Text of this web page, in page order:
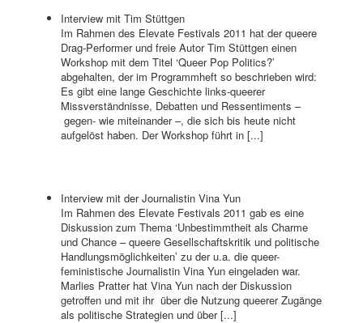
Interview mit Tim Stüttgen
Im Rahmen des Elevate Festivals 2011 hat der queere
Drag-Performer und freie Autor Tim Stüttgen einen
Workshop mit dem Titel ‘Queer Pop Politics?’
abgehalten, der im Programmheft so beschrieben wird:
Es gibt eine lange Geschichte links-queerer
Missverständnisse, Debatten und Ressentiments –
gegen- wie miteinander –, die sich bis heute nicht
aufgelöst haben. Der Workshop führt in [...]
Interview mit der Journalistin Vina Yun
Im Rahmen des Elevate Festivals 2011 gab es eine
Diskussion zum Thema ‘Unbestimmtheit als Charme
und Chance – queere Gesellschaftskritik und politische
Handlungsmöglichkeiten’ zu der u.a. die queer-
feministische Journalistin Vina Yun eingeladen war.
Marlies Pratter hat Vina Yun nach der Diskussion
getroffen und mit ihr über die Nutzung queerer Zugänge
als politische Strategien und über [...]